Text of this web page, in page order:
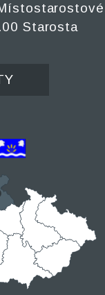
Starosta